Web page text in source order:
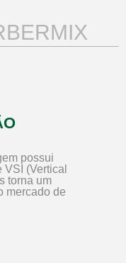
possui
(Vertical
torna um
mercado de